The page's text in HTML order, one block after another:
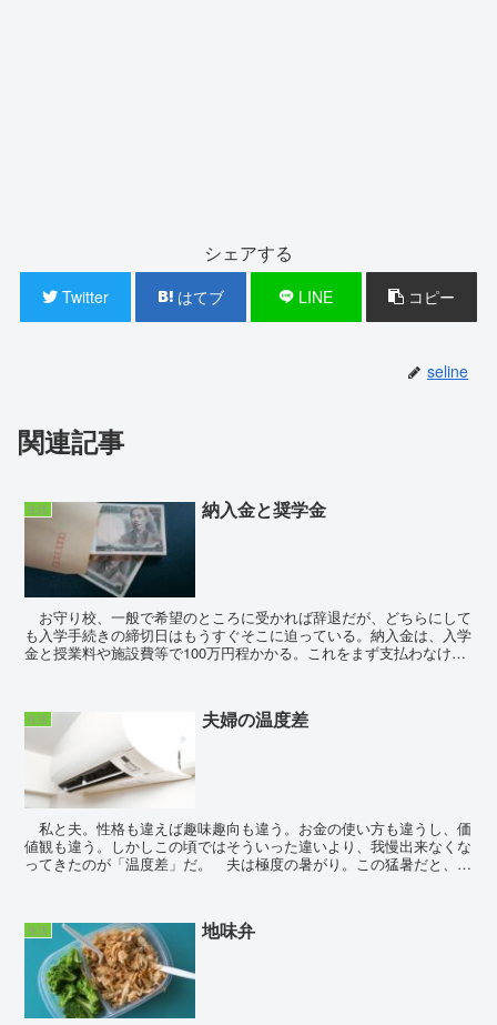
シェアする
Twitter はてブ LINE コピー
seline
関連記事
生活 納入金と奨学金
お守り校、一般で希望のところに受かれば辞退だが、どちらにして
も入学手続きの締切日はもうすぐそこに迫っている。納入金は、入学
金と授業料や施設費等で100万円程かかる。これをまず支払わなけれ
生活 夫婦の温度差
私と夫。性格も違えば趣味趣向も違う。お金の使い方も違うし、価
値観も違う。しかしこの頃ではそういった違いより、我慢出来なくな
ってきたのが「温度差」だ。 夫は極度の暑がり。この猛暑だと、気
生活 地味弁